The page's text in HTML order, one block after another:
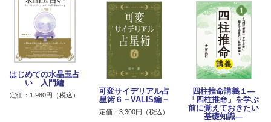
はじめての水晶玉占
い 入門編
定価：1,980円（税込）
可変サイデリアル占
星術６－VALIS編－
定価：3,300円（税込）
四柱推命講義１―
「四柱推命」を学ぶ
前に覚えておきたい
基礎知識―